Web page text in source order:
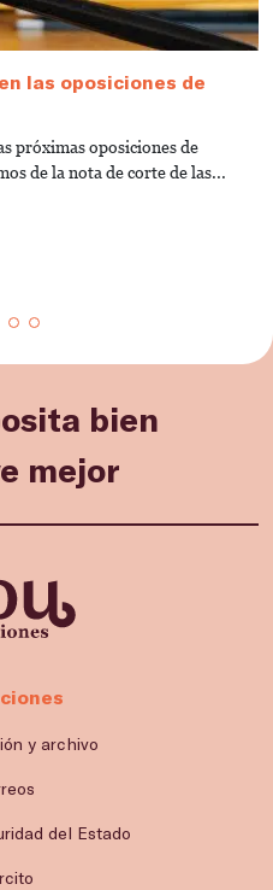
las oposiciones de
próximas oposiciones de
de la nota de corte de las...
bien
mejor
y archivo
del Estado